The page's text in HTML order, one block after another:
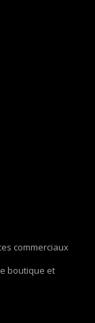
commerciaux
boutique et